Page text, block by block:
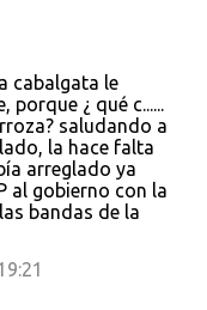
cabalgata le
porque ¿ qué c......
saludando a
la hace falta
arreglado ya
al gobierno con la
bandas de la